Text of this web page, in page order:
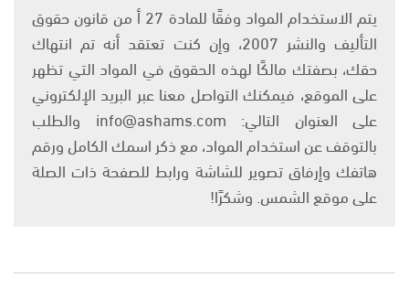
يتم الاستخدام المواد وفقًا للمادة 27 أ من قانون حقوق
التأليف والنشر 2007، وإن كنت تعتقد أنه تم انتهاك
حقك، بصفتك مالكًا لهذه الحقوق في المواد التي تظهر
على الموقع، فيمكنك التواصل معنا عبر البريد الإلكتروني
على العنوان التالي: info@ashams.com والطلب
بالتوقف عن استخدام المواد، مع ذكر اسمك الكامل ورقم
هاتفك وإرفاق تصوير للشاشة ورابط للصفحة ذات الصلة
على موقع الشمس. وشكرًا!